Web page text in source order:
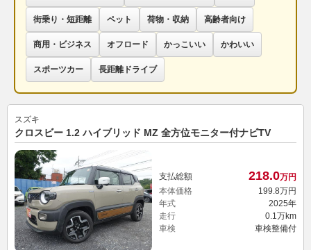
街乗り・短距離 ペット 荷物・収納 高齢者向け
商用・ビジネス オフロード かっこいい かわいい
スポーツカー 長距離ドライブ
スズキ
クロスビー 1.2 ハイブリッド MZ 全方位モニター付ナビTV
支払総額 218.0万円
本体価格
199. 8万円
年式
2025年
走行
0.1万km
車検
車検整備付